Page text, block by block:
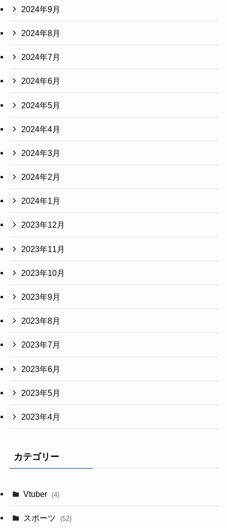
2024年9月
2024年8月
2024年7月
2024年6月
2024年5月
2024年4月
2024年3月
2024年2月
2024年1月
2023年12月
2023年11月
2023年10月
2023年9月
2023年8月
2023年7月
2023年6月
2023年5月
2023年4月
カテゴリー
Vtuber (4)
スポーツ (52)